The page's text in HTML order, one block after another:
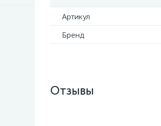
Артикул
Бренд
Отзывы